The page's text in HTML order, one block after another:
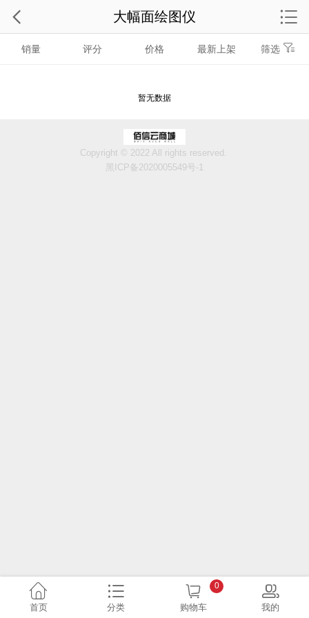
销量 评分 价格 最新上架 筛选
暂无数据
大幅面绘图仪
Copyright © 2022 All rights reserved.
黑ICP备2020005549号-1
首页 分类 购物车
0
我的